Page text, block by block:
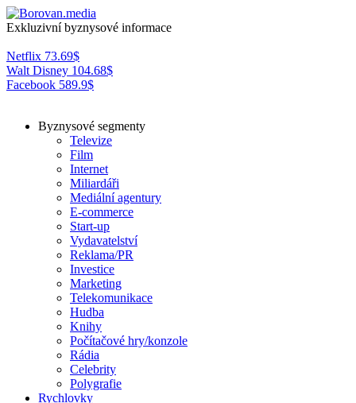
Exkluzivní byznysové informace
Netflix 73.69$
Walt Disney 104.68$
Facebook 589.9$
Byznysové segmenty
Televize
Film
Internet
Miliardáři
Mediální agentury
E-commerce
Start-up
Vydavatelství
Reklama/PR
Investice
Marketing
Telekomunikace
Hudba
Knihy
Počítačové hry/konzole
Rádia
Celebrity
Polygrafie
Rychlovky